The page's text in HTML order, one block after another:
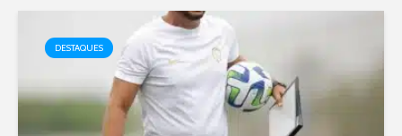
DESTAQUES